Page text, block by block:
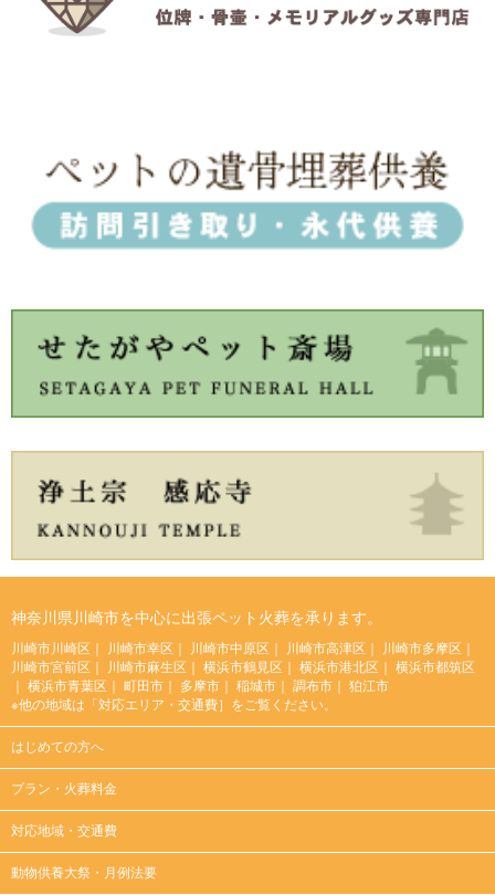
神奈川県川崎市を中心に出張ペット火葬を承ります。
川崎市川崎区 川崎市幸区 川崎市中原区 川崎市高津区
川崎市多摩区
川崎市宮前区
川崎市麻生区 横浜市鶴見区 横浜市港北区
横浜市都筑区
横浜市青葉区
町田市 多摩市 稲城市 調布市
狛江市
※他の地域は「 対応エリア・交通費］をご覧ください。
はじめての方へ
プラン・火葬料金
対応地域・交通費
動物供養大祭・月例法要